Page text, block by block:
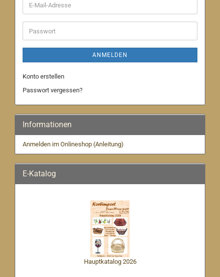
E-
Mail-
Adresse
Passwort
ANMELDEN
Konto erstellen
Passwort vergessen?
Informationen
Anmelden im Onlineshop (Anleitung)
E-Katalog
Hauptkatalog 2026